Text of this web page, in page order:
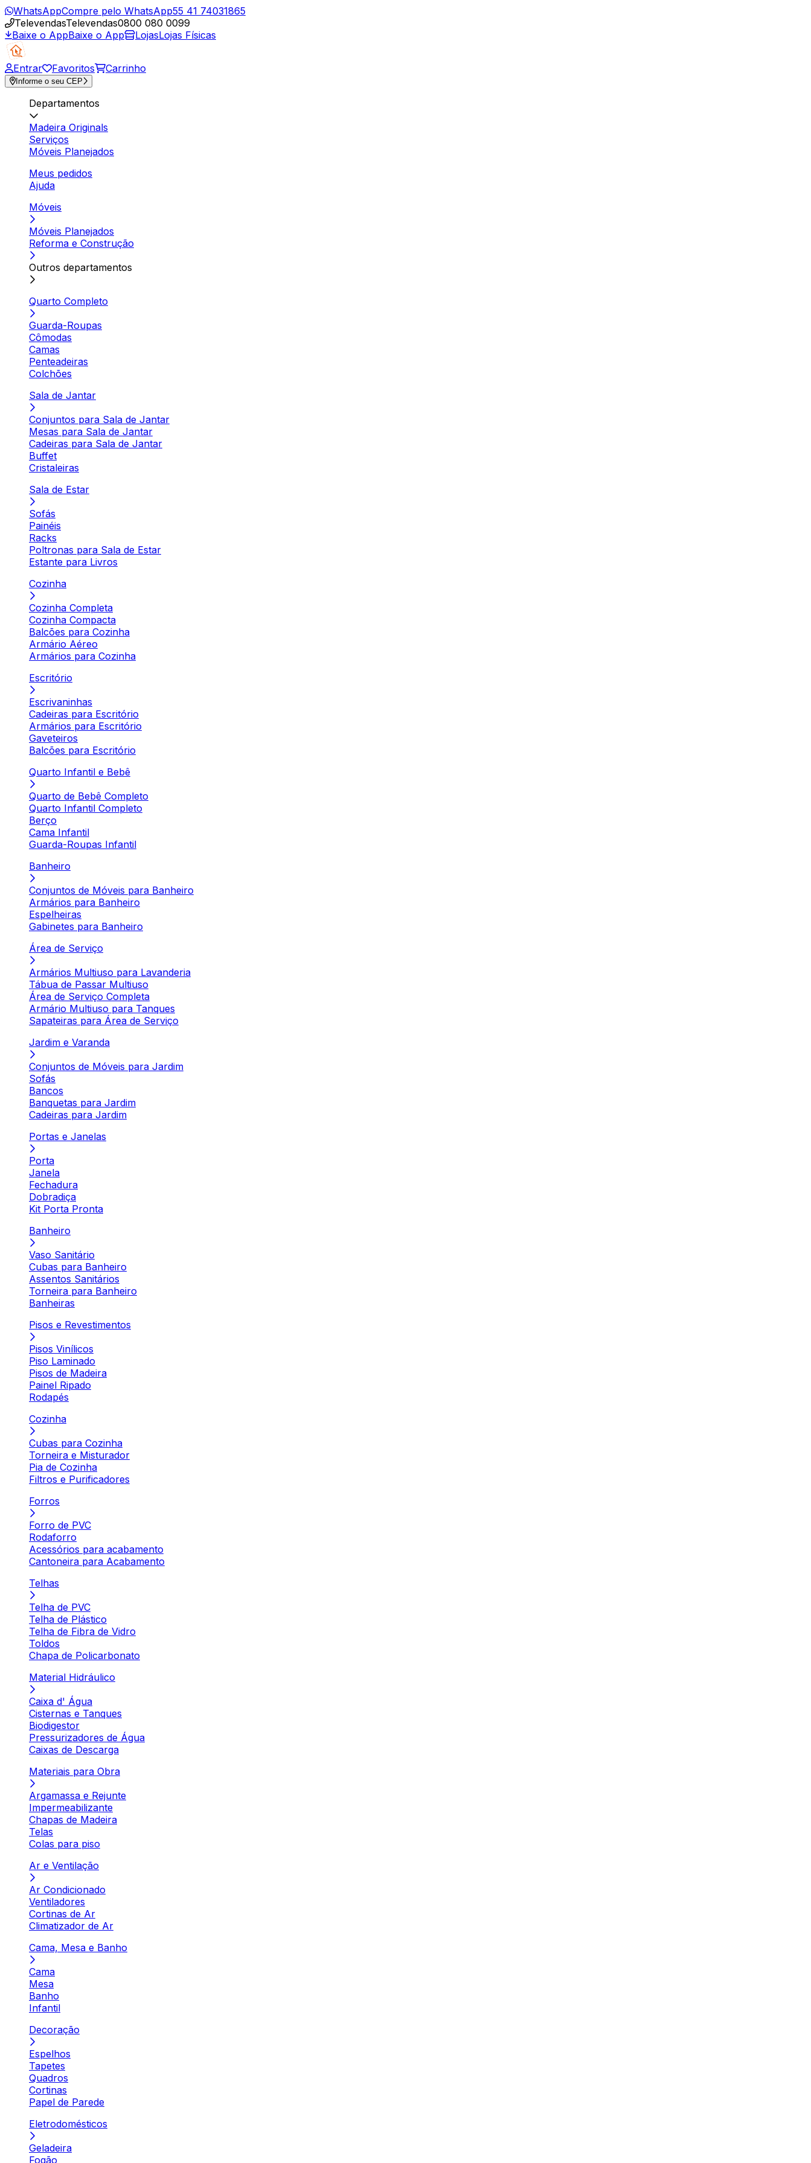
WhatsAppCompre pelo WhatsApp55 41 74031865
TelevendasTelevendas0800 080 0099
Baixe o AppBaixe o App LojasLojas Físicas
Entrar Favoritos Carrinho
Informe o seu CEP
Departamentos
Madeira Originals
Serviços
Móveis Planejados
Meus pedidos
Ajuda
Móveis
Móveis Planejados
Reforma e Construção
Outros departamentos
Quarto Completo
Guarda-Roupas
Cômodas
Camas
Penteadeiras
Colchões
Sala de Jantar
Conjuntos para Sala de Jantar
Mesas para Sala de Jantar
Cadeiras para Sala de Jantar
Buffet
Cristaleiras
Sala de Estar
Sofás
Painéis
Racks
Poltronas para Sala de Estar
Estante para Livros
Cozinha
Cozinha Completa
Cozinha Compacta
Balcões para Cozinha
Armário Aéreo
Armários para Cozinha
Escritório
Escrivaninhas
Cadeiras para Escritório
Armários para Escritório
Gaveteiros
Balcões para Escritório
Quarto Infantil e Bebê
Quarto de Bebê Completo
Quarto Infantil Completo
Berço
Cama Infantil
Guarda-Roupas Infantil
Banheiro
Conjuntos de Móveis para Banheiro
Armários para Banheiro
Espelheiras
Gabinetes para Banheiro
Área de Serviço
Armários Multiuso para Lavanderia
Tábua de Passar Multiuso
Área de Serviço Completa
Armário Multiuso para Tanques
Sapateiras para Área de Serviço
Jardim e Varanda
Conjuntos de Móveis para Jardim
Sofás
Bancos
Banquetas para Jardim
Cadeiras para Jardim
Portas e Janelas
Porta
Janela
Fechadura
Dobradiça
Kit Porta Pronta
Banheiro
Vaso Sanitário
Cubas para Banheiro
Assentos Sanitários
Torneira para Banheiro
Banheiras
Pisos e Revestimentos
Pisos Vinílicos
Piso Laminado
Pisos de Madeira
Painel Ripado
Rodapés
Cozinha
Cubas para Cozinha
Torneira e Misturador
Pia de Cozinha
Filtros e Purificadores
Forros
Forro de PVC
Rodaforro
Acessórios para acabamento
Cantoneira para Acabamento
Telhas
Telha de PVC
Telha de Plástico
Telha de Fibra de Vidro
Toldos
Chapa de Policarbonato
Material Hidráulico
Caixa d' Água
Cisternas e Tanques
Biodigestor
Pressurizadores de Água
Caixas de Descarga
Materiais para Obra
Argamassa e Rejunte
Impermeabilizante
Chapas de Madeira
Telas
Colas para piso
Ar e Ventilação
Ar Condicionado
Ventiladores
Cortinas de Ar
Climatizador de Ar
Cama, Mesa e Banho
Cama
Mesa
Banho
Infantil
Decoração
Espelhos
Tapetes
Quadros
Cortinas
Papel de Parede
Eletrodomésticos
Geladeira
Fogão